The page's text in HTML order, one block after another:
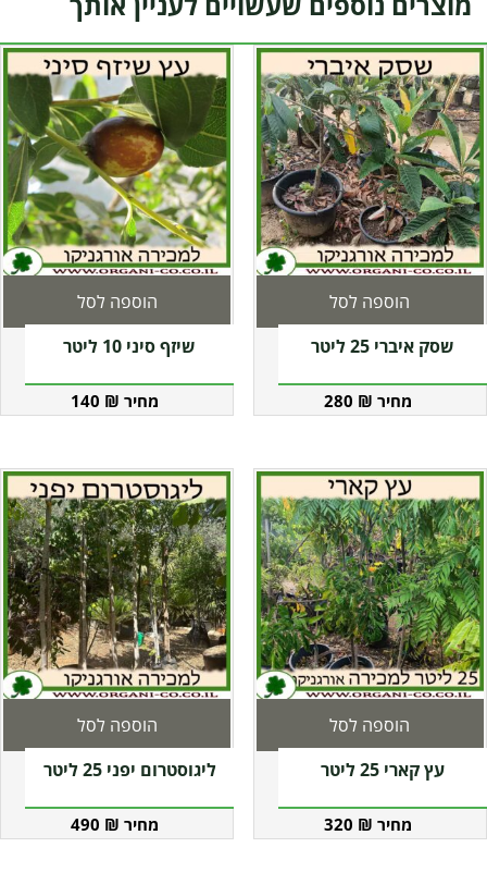
שסק איברי 25 ליטר
280 ₪
הוספה לסל
שיזף סיני 10 ליטר
140 ₪
הוספה לסל
עץ קארי 25 ליטר
320 ₪
הוספה לסל
ליגוסטרום יפני 25 ליטר
490 ₪
הוספה לסל